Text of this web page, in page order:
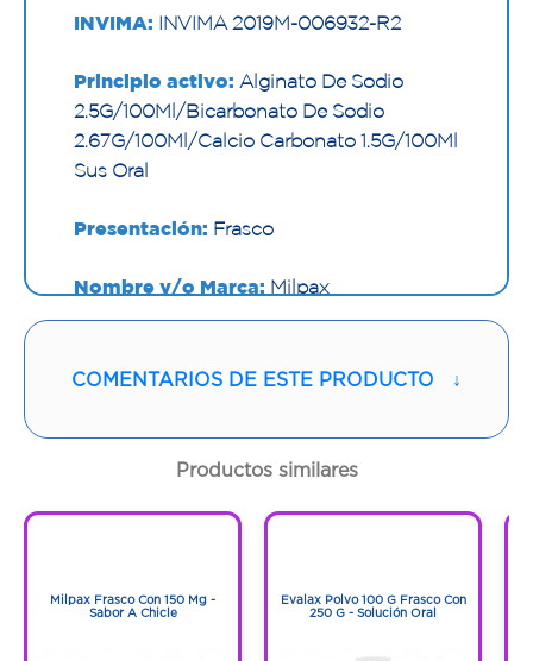
INVIMA: INVIMA 2019M-006932-R2
Principio activo: Alginato De Sodio
2.5G/100Ml/Bicarbonato De Sodio
2.67G/100Ml/Calcio Carbonato 1.5G/100Ml
Sus Oral
Presentación: Frasco
Nombre y/o Marca: Milpax
Cereza
Contenido:360 Ml
COMENTARIOS DE ESTE PRODUCTO ↓
Productos similares
Milpax Frasco Con 150 Mg -
Sabor A Chicle
Evalax Polvo 100 G Frasco Con
250 G - Solución Oral